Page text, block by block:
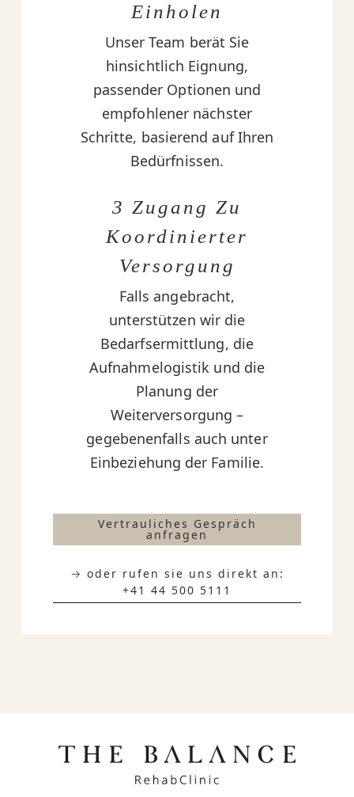
Einholen
Unser Team berät Sie
hinsichtlich Eignung,
passender Optionen und
empfohlener nächster
Schritte, basierend auf Ihren
Bedürfnissen.
3 Zugang Zu
Koordinierter
Versorgung
Falls angebracht,
unterstützen wir die
Bedarfsermittlung, die
Aufnahmelogistik und die
Planung der
Weiterversorgung –
gegebenenfalls auch unter
Einbeziehung der Familie.
Vertrauliches Gespräch
anfragen
→ oder rufen sie uns direkt an:
+41 44 500 5111